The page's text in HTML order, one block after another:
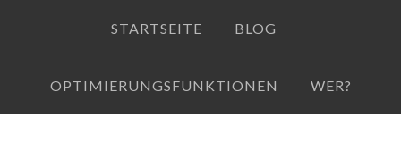
STARTSEITE BLOG
OPTIMIERUNGSFUNKTIONEN WER?